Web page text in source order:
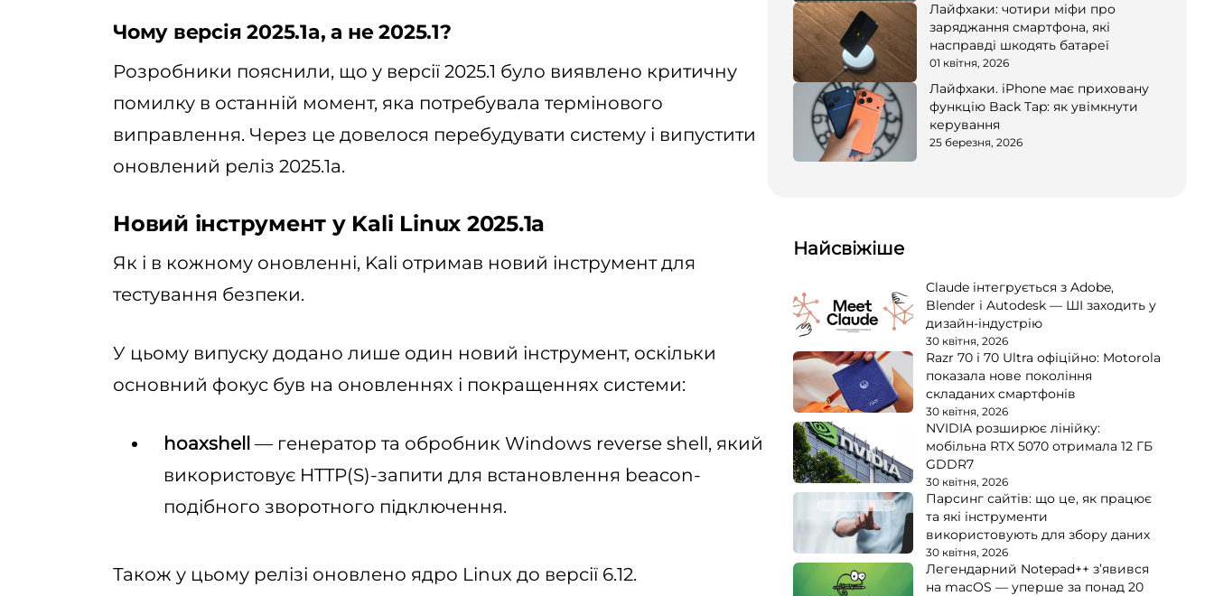
Чому версія 2025.1a, а не 2025.1?
Розробники пояснили, що у версії 2025.1 було виявлено критичну
помилку в останній момент, яка потребувала термінового
виправлення. Через це довелося перебудувати систему і випустити
оновлений реліз 2025.1a.
Новий інструмент у Kali Linux 2025.1a
Як і в кожному оновленні, Kali отримав новий інструмент для
тестування безпеки.
У цьому випуску додано лише один новий інструмент, оскільки
основний фокус був на оновленнях і покращеннях системи:
hoaxshell — генератор та обробник Windows reverse shell, який
використовує HTTP(S)-запити для встановлення beacon-
подібного зворотного підключення.
Також у цьому релізі оновлено ядро Linux до версії 6.12.
Лайфхаки: чотири міфи про
заряджання смартфона, які
насправді шкодять батареї
01 квітня, 2026
Лайфхаки. iPhone має приховану
функцію Back Tap: як увімкнути
керування
25 березня, 2026
Найсвіжіше
Claude інтегрується з Adobe,
Blender і Autodesk — ШІ заходить у
дизайн-індустрію
30 квітня, 2026
Razr 70 і 70 Ultra офіційно: Motorola
показала нове покоління
складаних смартфонів
30 квітня, 2026
NVIDIA розширює лінійку:
мобільна RTX 5070 отримала 12 ГБ
GDDR7
30 квітня, 2026
Парсинг сайтів: що це, як працює
та які інструменти
використовують для збору даних
30 квітня, 2026
Легендарний Notepad++ з’явився
на macOS — уперше за понад 20